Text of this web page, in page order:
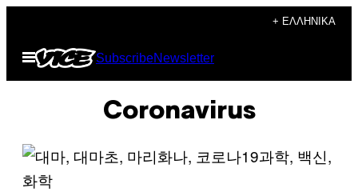
περιεχόμενο
+ ΕΛΛΗΝΙΚΆ
Ανοίξτε
το
μενού
SubscribeNewsletter
Coronavirus